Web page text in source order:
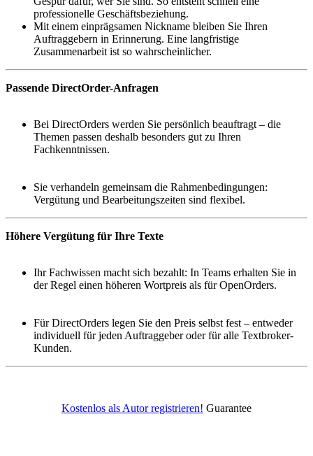
professionelle Geschäftsbeziehung.
Mit einem einprägsamen Nickname bleiben Sie Ihren
Auftraggebern in Erinnerung. Eine langfristige
Zusammenarbeit ist so wahrscheinlicher.
Passende DirectOrder-Anfragen
Bei DirectOrders werden Sie persönlich beauftragt – die
Themen passen deshalb besonders gut zu Ihren
Fachkenntnissen.
Sie verhandeln gemeinsam die Rahmenbedingungen:
Vergütung und Bearbeitungszeiten sind flexibel.
Höhere Vergütung für Ihre Texte
Ihr Fachwissen macht sich bezahlt: In Teams erhalten Sie in
der Regel einen höheren Wortpreis als für OpenOrders.
Für DirectOrders legen Sie den Preis selbst fest – entweder
individuell für jeden Auftraggeber oder für alle Textbroker-
Kunden.
Kostenlos als Autor registrieren! Guarantee